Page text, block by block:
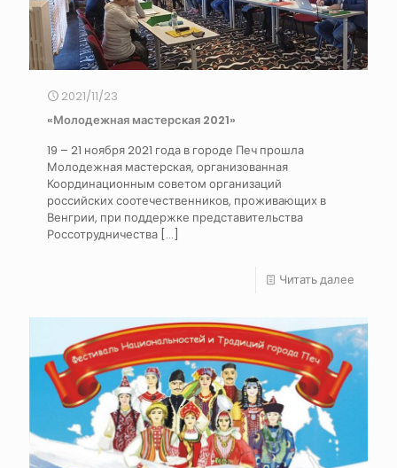
2021/11/23
«Молодежная мастерская 2021»
19 – 21 ноября 2021 года в городе Печ прошла
Молодежная мастерская, организованная
Координационным советом организаций
российских соотечественников, проживающих в
Венгрии, при поддержке представительства
Россотрудничества […]
Читать далее